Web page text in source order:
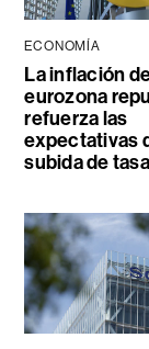
ECONOMÍA
La inflación
eurozona
refuerza las
expectativas
subida de